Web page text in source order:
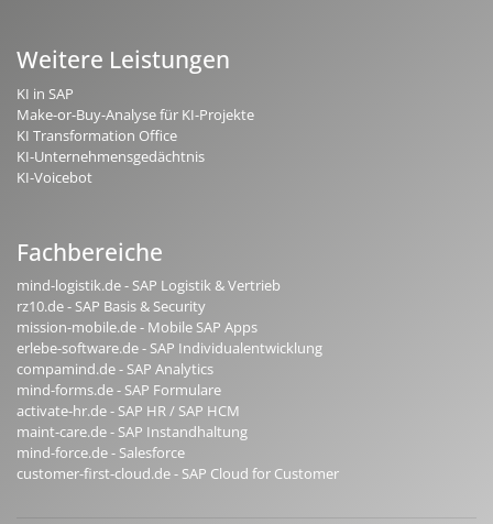
Weitere Leistungen
KI in SAP
Make-or-Buy-Analyse für KI-Projekte
KI Transformation Office
KI-Unternehmensgedächtnis
KI-Voicebot
Fachbereiche
mind-logistik.de - SAP Logistik & Vertrieb
rz10.de - SAP Basis & Security
mission-mobile.de - Mobile SAP Apps
erlebe-software.de - SAP Individualentwicklung
compamind.de - SAP Analytics
mind-forms.de - SAP Formulare
activate-hr.de - SAP HR / SAP HCM
maint-care.de - SAP Instandhaltung
mind-force.de - Salesforce
customer-first-cloud.de - SAP Cloud for Customer